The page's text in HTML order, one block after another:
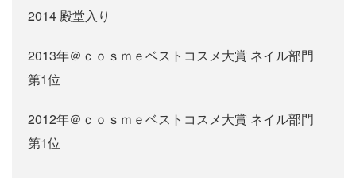
2014 殿堂入り
2013年＠ｃｏｓｍｅベストコスメ大賞 ネイル部門
第1位
2012年＠ｃｏｓｍｅベストコスメ大賞 ネイル部門
第1位